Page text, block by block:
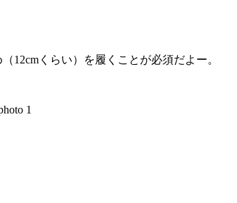
12cmくらい）を履くことが必須だよー。